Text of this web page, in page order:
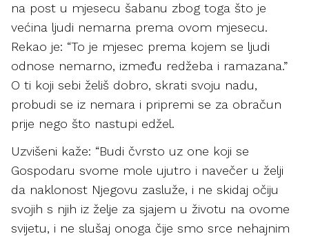
na post u mjesecu šabanu zbog toga što je
većina ljudi nemarna prema ovom mjesecu.
Rekao je: “To je mjesec prema kojem se ljudi
odnose nemarno, između redžeba i ramazana.”
O ti koji sebi želiš dobro, skrati svoju nadu,
probudi se iz nemara i pripremi se za obračun
prije nego što nastupi edžel.
Uzvišeni kaže: “Budi čvrsto uz one koji se
Gospodaru svome mole ujutro i navečer u želji
da naklonost Njegovu zasluže, i ne skidaj očiju
svojih s njih iz želje za sjajem u životu na ovome
svijetu, i ne slušaj onoga čije smo srce nehajnim